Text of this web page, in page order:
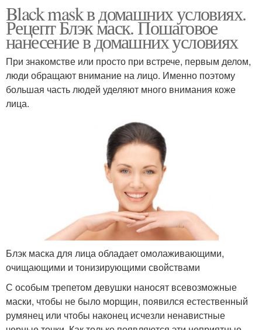
Black mask в домашних условиях.
Рецепт Блэк маск. Пошаговое
нанесение в домашних условиях
При знакомстве или просто при встрече, первым делом,
люди обращают внимание на лицо. Именно поэтому
большая часть людей уделяют много внимания коже
лица.
Блэк маска для лица обладает омолаживающими,
очищающими и тонизирующими свойствами
С особым трепетом девушки наносят всевозможные
маски, чтобы не было морщин, появился естественный
румянец или чтобы наконец исчезли ненавистные